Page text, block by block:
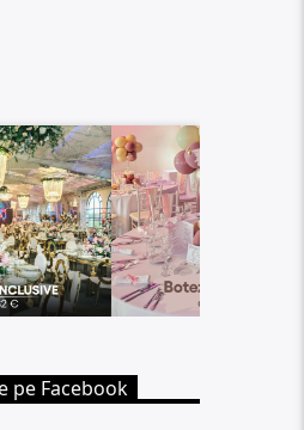
pe Facebook